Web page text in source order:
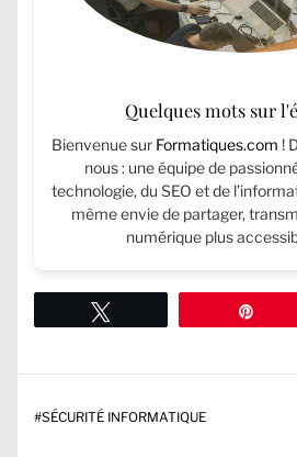
Quelques mots sur
Bienvenue sur Formatiques.com !
nous : une équipe de
technologie, du SEO et de
même envie de partager,
numérique plus
#SÉCURITÉ INFORMATIQUE